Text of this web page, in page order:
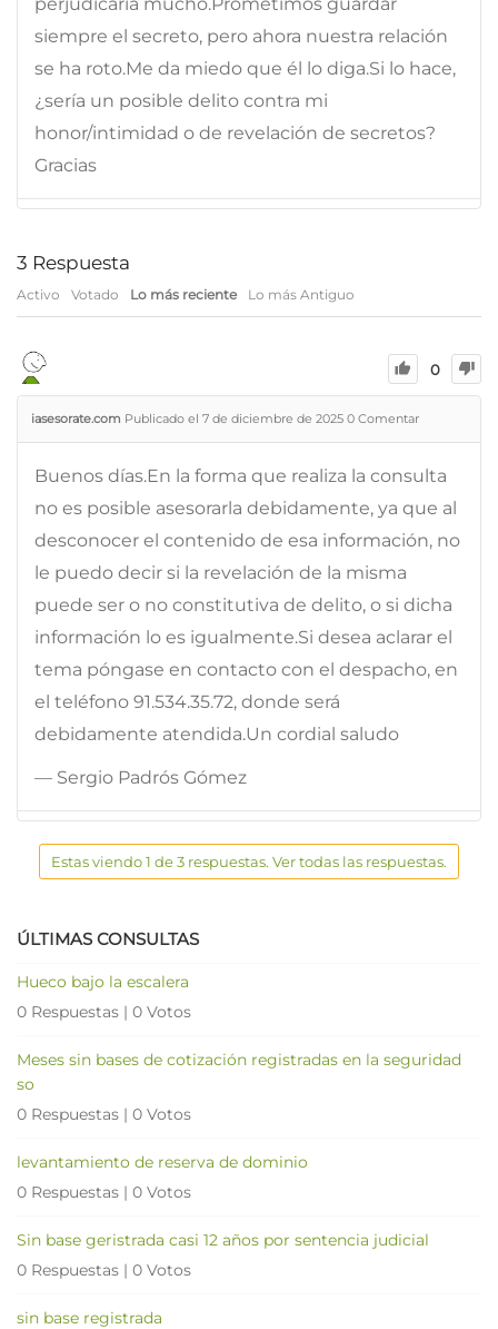
siempre el secreto, pero ahora nuestra relación
se ha roto.Me da miedo que él lo diga.Si lo hace,
¿sería un posible delito contra mi
honor/intimidad o de revelación de secretos?
Gracias
3 Respuesta
Activo Votado Lo más reciente Lo más Antiguo
0
iasesorate.com Publicado el 7 de diciembre de 2025 0 Comentar
Buenos días.En la forma que realiza la consulta
no es posible asesorarla debidamente, ya que al
desconocer el contenido de esa información, no
le puedo decir si la revelación de la misma
puede ser o no constitutiva de delito, o si dicha
información lo es igualmente.Si desea aclarar el
tema póngase en contacto con el despacho, en
el teléfono 91.534.35.72, donde será
debidamente atendida.Un cordial saludo
— Sergio Padrós Gómez
Estas viendo 1 de 3 respuestas. Ver todas las respuestas.
ÚLTIMAS CONSULTAS
Hueco bajo la escalera
0 Respuestas | 0 Votos
Meses sin bases de cotización registradas en la seguridad
so
0 Respuestas | 0 Votos
levantamiento de reserva de dominio
0 Respuestas | 0 Votos
Sin base geristrada casi 12 años por sentencia judicial
0 Respuestas | 0 Votos
sin base registrada